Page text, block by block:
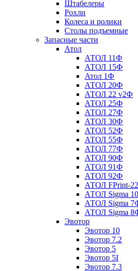
Штабелеры
Рохли
Колеса и ролики
Столы подъемные
Запасные части
Атол
АТОЛ 11Ф
АТОЛ 15Ф
Атол 1Ф
АТОЛ 20Ф
АТОЛ 22 v2Ф
АТОЛ 25Ф
АТОЛ 27Ф
АТОЛ 30Ф
АТОЛ 52Ф
АТОЛ 55Ф
АТОЛ 77Ф
АТОЛ 90Ф
АТОЛ 91Ф
АТОЛ 92Ф
АТОЛ FPrint-
АТОЛ Sigma
АТОЛ Sigma
АТОЛ Sigma
Эвотор
Эвотор 10
Эвотор 7.2
Эвотор 5
Эвотор 5I
Эвотор 7.3